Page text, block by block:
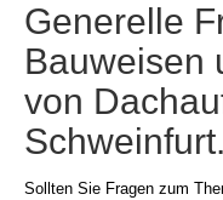
Generelle
Bauweisen
von
Schweinfurt.
Sollten Sie Fragen zum